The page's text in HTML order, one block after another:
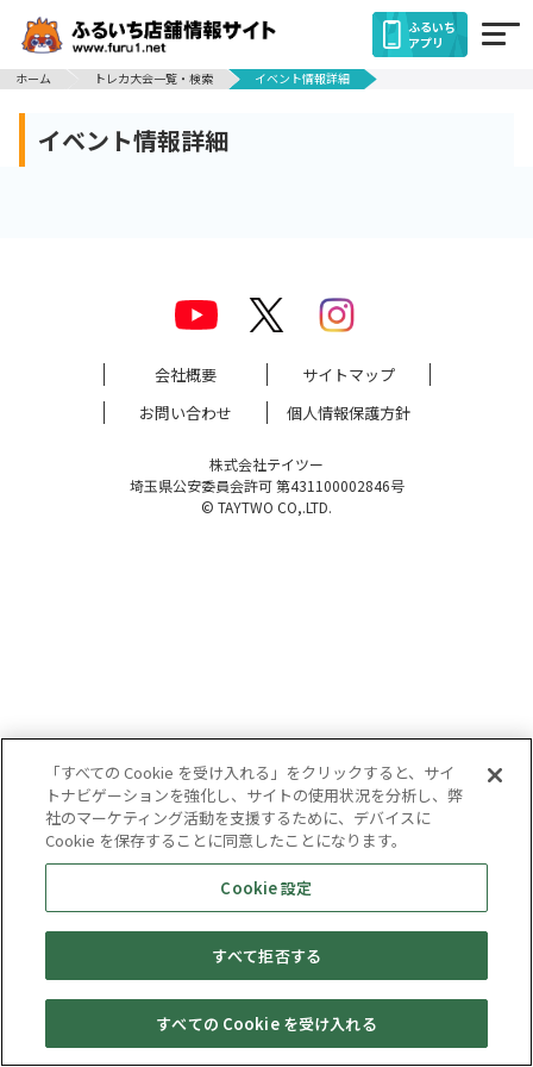
ふるいち
アプリ
ホーム
トレカ大会一覧・検索 イベント情報詳細
イベント情報詳細
会社概要
サイトマップ
お問い合わせ
個人情報保護方針
株式会社テイツー
埼玉県公安委員会許可 第431100002846号
© TAYTWO CO,.LTD.
キャンペーン 店舗一覧 Web予約 買取情報 宅配買取
「すべての Cookie を受け入れる」をクリックすると、サイ
トナビゲーションを強化し、サイトの使用状況を分析し、弊
社のマーケティング活動を支援するために、デバイスに
Cookie を保存することに同意したことになります。
Cookie 設定
すべて拒否する
すべての Cookie を受け入れる